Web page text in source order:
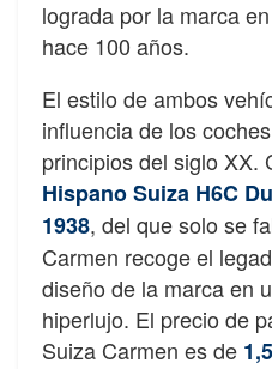
lograda por la marca
hace 100 años.
El estilo de ambos
influencia de los
principios del siglo XX.
Hispano Suiza H6C
1938, del que solo se
Carmen recoge el
diseño de la marca en
hiperlujo. El precio de
Suiza Carmen es de